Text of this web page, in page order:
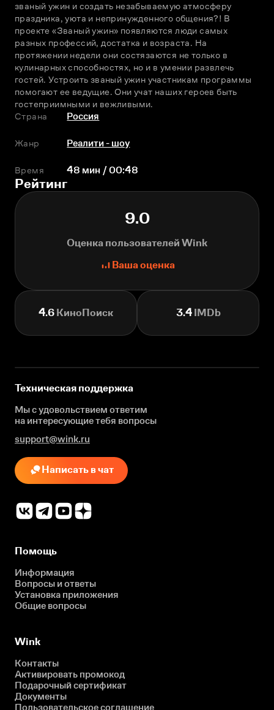
званый ужин и создать незабываемую атмосферу
праздника, уюта и непринужденного общения?! В
проекте «Званый ужин» появляются люди самых
разных профессий, достатка и возраста. На
протяжении недели они состязаются не только в
кулинарных способностях, но и в умении развлечь
гостей. Устроить званый ужин участникам программы
помогают ее ведущие. Они учат наших героев быть
гостеприимными и вежливыми.
Страна
Россия
Жанр Реалити - шоу
Время 48 мин / 00:48
Рейтинг
9.0
Оценка пользователей Wink
Ваша оценка
4.6 КиноПоиск 3.4IMDb
Техническая поддержка
Мы с удовольствием ответим
на интересующиетебя вопросы
support@wink.ru
Написать в чат
Помощь
Информация
Вопросы и ответы
Установка приложения
Общие вопросы
Wink
Контакты
Активировать промокод
Подарочный сертификат
Документы
Пользовательское соглашение